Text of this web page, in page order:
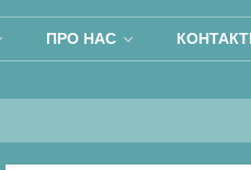
ПРО НАС